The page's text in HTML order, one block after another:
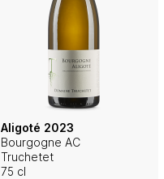
Aligoté 2023
Bourgogne AC
Truchetet
75 cl